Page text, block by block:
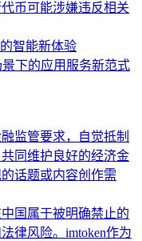
币可能涉嫌违反相关
智能新体验
下的应用服务新范式
监管要求，自觉抵制
同维护良好的经济金
话题或内容创作需
国属于被明确禁止的
律风险。imtoken作为